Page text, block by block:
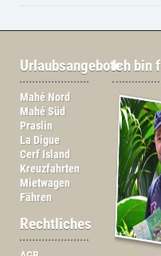
Urlaubsangebote
Mahé Nord
Mahé Süd
Praslin
La Digue
Cerf Island
Kreuzfahrten
Mietwagen
Fähren
Rechtliches
Ich bin